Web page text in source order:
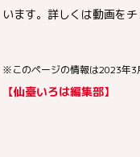
います。詳しくは動画を
※このページの情報は2023年3
【仙臺いろは編集部】